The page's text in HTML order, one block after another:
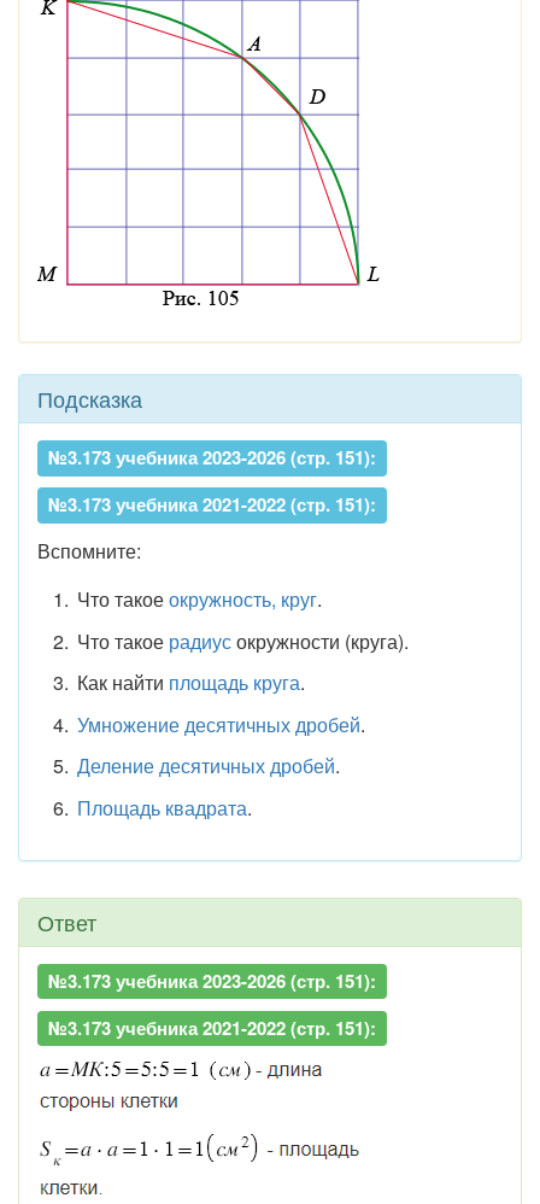
Подсказка
№3.173 учебника 2023-2026 (стр. 151):
№3.173 учебника 2021-2022 (стр. 151):
Вспомните:
Что такоеокружность, круг.
Что такое радиусокружности (круга).
Как найти площадь круга.
Умножение десятичных дробей.
Деление десятичных дробей.
Площадь квадрата.
Ответ
№3.173 учебника 2023-2026 (стр. 151):
№3.173 учебника 2021-2022 (стр. 151):